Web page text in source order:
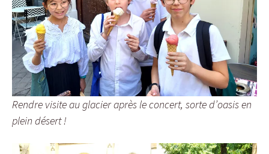
Rendre visite au glacier après le concert, sorte d’oasis en
plein désert !